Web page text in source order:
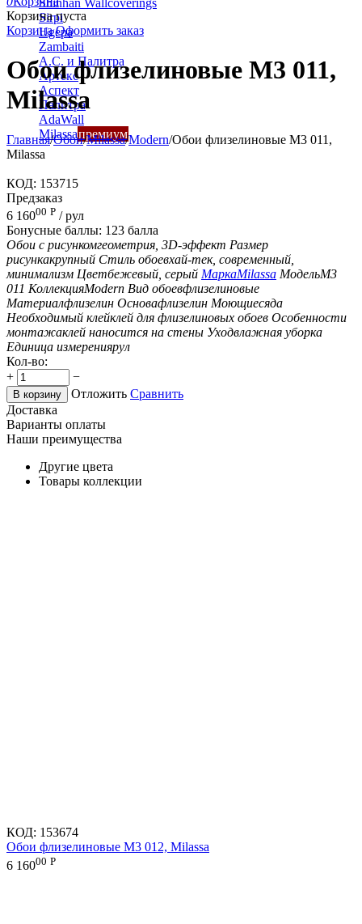
Shinhan Wallcoverings
Sirpi
Ugepa
Zambaiti
А.С. и Палитра
Артекс
Аспект
Палитра
AdaWall
Milassaпремиум
Корзина пуста
Корзина Оформить заказ
Обои флизелиновые M3 011,
Milassa
Главная/Обои/Milassa/Modern/Обои флизелиновые M3 011,
Milassa
КОД: 153715
Предзаказ
6 16000 Р / рул
Бонусные баллы: 123 балла
Обои с рисункомгеометрия, 3D-эффект Размер
рисункакрупный Стиль обоевхай-тек, современный,
минимализм Цветбежевый, серый МаркаMilassa МодельM3
011 КоллекцияModern Вид обоевфлизелиновые
Материалфлизелин Основафлизелин Моющиесяда
Необходимый клейклей для флизелиновых обоев Особенности
монтажаклей наносится на стены Уходвлажная уборка
Единица измерениярул
Кол-во:
+
−
В корзину Отложить Сравнить
Доставка
Варианты оплаты
Наши преимущества
Другие цвета
Товары коллекции
КОД: 153674
Обои флизелиновые M3 012, Milassa
6 16000 Р